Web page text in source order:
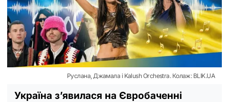
Руслана, Джамала і Kalush Orchestra. Колаж: BLIK.UA
Україна з’явилася на Євробаченні